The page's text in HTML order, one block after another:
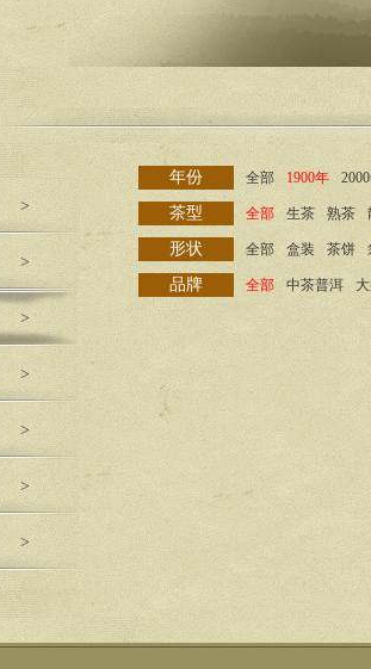
>
>
>
>
>
>
>
年份 全部 1900年
茶型 全部 生茶 熟茶
形状 全部 盒装 茶饼
品牌 全部 中茶普洱